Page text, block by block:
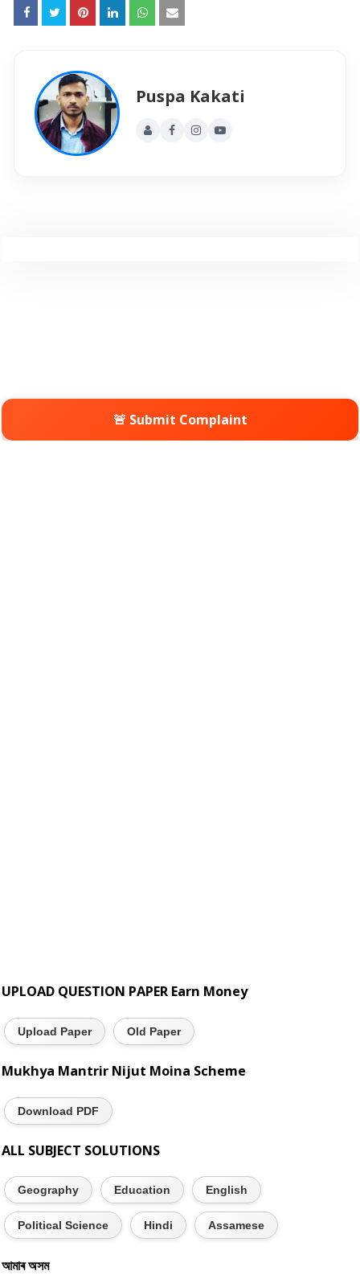
Puspa Kakati
🚨 Submit Complaint
UPLOAD QUESTION PAPER Earn Money
Upload Paper Old Paper
Mukhya Mantrir Nijut Moina Scheme
Download PDF
ALL SUBJECT SOLUTIONS
Geography Education English
Political Science Hindi Assamese
আমাৰ অসম